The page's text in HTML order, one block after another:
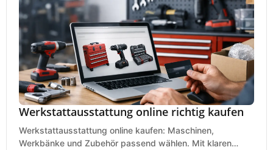
Werkstattausstattung online richtig kaufen
Werkstattausstattung online kaufen: Maschinen,
Werkbänke und Zubehör passend wählen. Mit klaren